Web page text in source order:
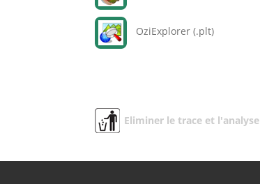
OziExplorer (.plt)
Eliminer le trace et l'analyse